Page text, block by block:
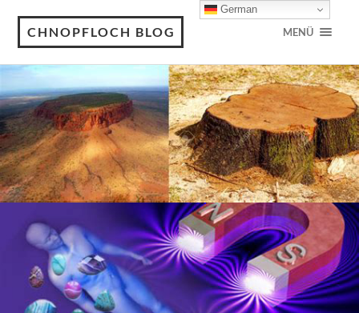
CHNOPFLOCH BLOG MENÜ
German